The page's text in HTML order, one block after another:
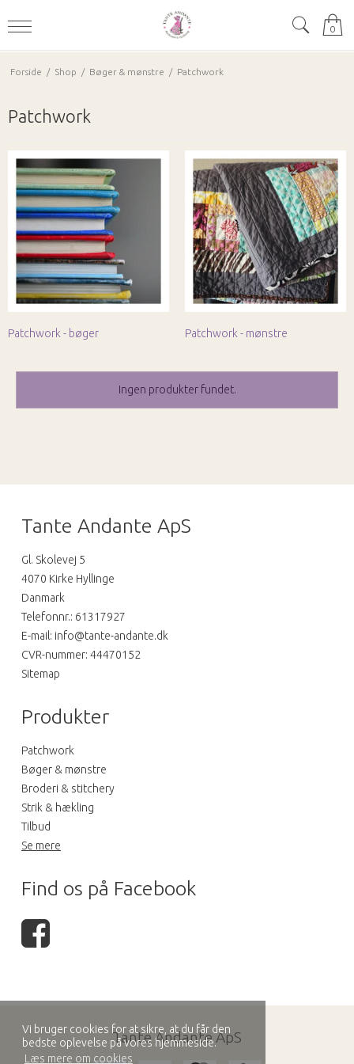
Vi bruger cookies for at sikre, at du får den
bedste oplevelse på vores hjemmeside.
Læs mere om cookies
0
Forside / Shop / Bøger & mønstre / Patchwork
Patchwork
Patchwork - bøger Patchwork - mønstre
Ingen produkter fundet.
Tante Andante ApS
Gl. Skolevej 5
4070 Kirke Hyllinge
Danmark
Telefonnr.: 61317927
E-mail : info@tante-andante.dk
CVR-nummer: 44470152
Sitemap
Produkter
Patchwork
Bøger & mønstre
Broderi & stitchery
Strik & hækling
Tilbud
Se mere
Find os på Facebook
Tante Andante ApS